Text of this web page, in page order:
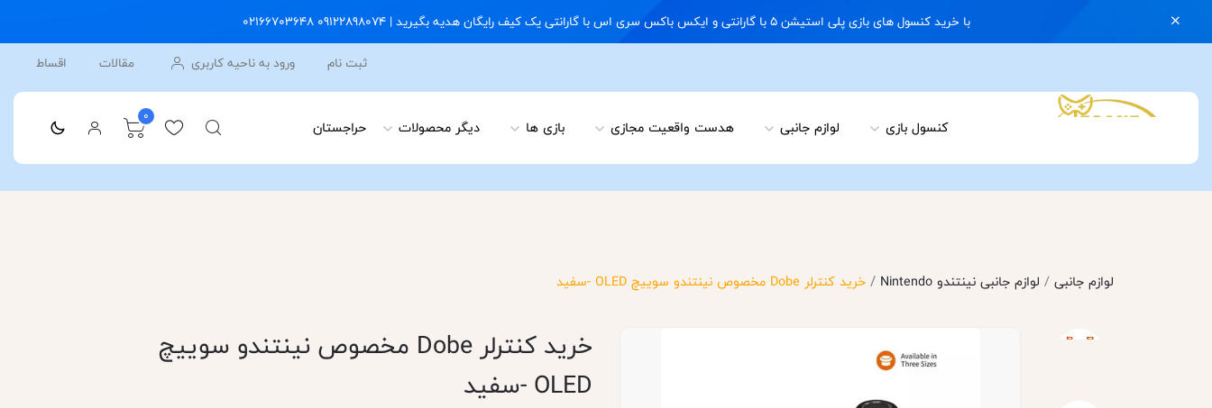
با خرید کنسول های بازی پلی استیشن 5 با گارانتی و ایکس باکس سری اس با گارانتی یک کیف رایگان هدیه بگیرید | 09122898074 02166703648
ثبت نام
ورود به ناحیه کاربری مقالات اقساط
کنسول بازی لوازم جانبی هدست واقعیت مجازی بازی ها دیگر محصولات حراجستان 0
لوازم جانبی / لوازم جانبی نینتندو Nintendo /خرید کنترلر Dobe مخصوص نینتندو سوییچ OLED -سفید
خرید کنترلر Dobe مخصوص نینتندو سوییچ
OLED -سفید